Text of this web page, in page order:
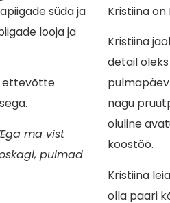
süda ja
looja ja
ettevõtte
ma vist
pulmad
Kristiina
Kristiina
detail
nagu
oluline
koostöö.
Kristiina
olla paari